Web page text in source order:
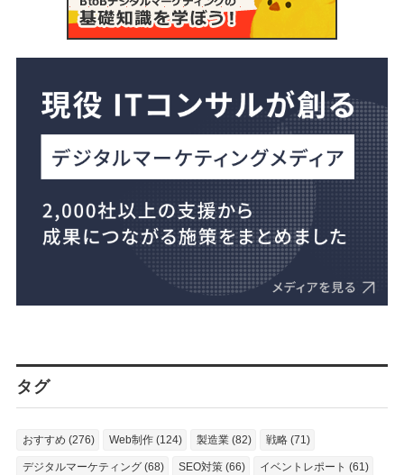
タグ
おすすめ (276) Web制作 (124) 製造業 (82) 戦略 (71)
デジタルマーケティング (68) SEO対策 (66) イベントレポート (61)